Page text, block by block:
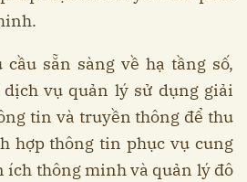
sẵn sàng về hạ tầng số,
dịch vụ quản lý sử dụng giải
tin và truyền thông để thu
hợp thông tin phục vụ cung
ích thông minh và quản lý đô